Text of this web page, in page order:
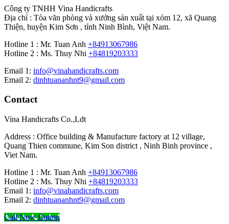
Công ty TNHH Vina Handicrafts
Địa chỉ : Tòa văn phòng và xưởng sản xuất tại xóm 12, xã Quang
Thiện, huyện Kim Sơn , tỉnh Ninh Bình, Việt Nam.
Hotline 1 : Mr. Tuan Anh +84913067986
Hotline 2 : Ms. Thuy Nhi +84819203333
Email 1: info@vinahandicrafts.com
Email 2: dinhtuananhnt9@gmail.com
Contact
Vina Handicrafts Co.,Ldt
Address : Office building & Manufacture factory at 12 village,
Quang Thien commune, Kim Son district , Ninh Binh province ,
Viet Nam.
Hotline 1 : Mr. Tuan Anh +84913067986
Hotline 2 : Ms. Thuy Nhi +84819203333
Email 1: info@vinahandicrafts.com
Email 2: dinhtuananhnt9@gmail.com
Call Now Button